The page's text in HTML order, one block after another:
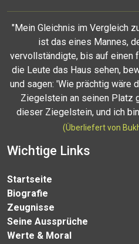
"Mein Gleichnis im Vergleich
ist das eines Mannes,
vervollständigte, bis auf einen
die Leute das Haus sehen,
und sagen: 'Wie prächtig wäre
Ziegelstein an seinen Platz
dieser Ziegelstein, und ich
(Überliefert von
Wichtige Links
Startseite
Biografie
Zeugnisse
Seine Aussprüche
Werte & Moral